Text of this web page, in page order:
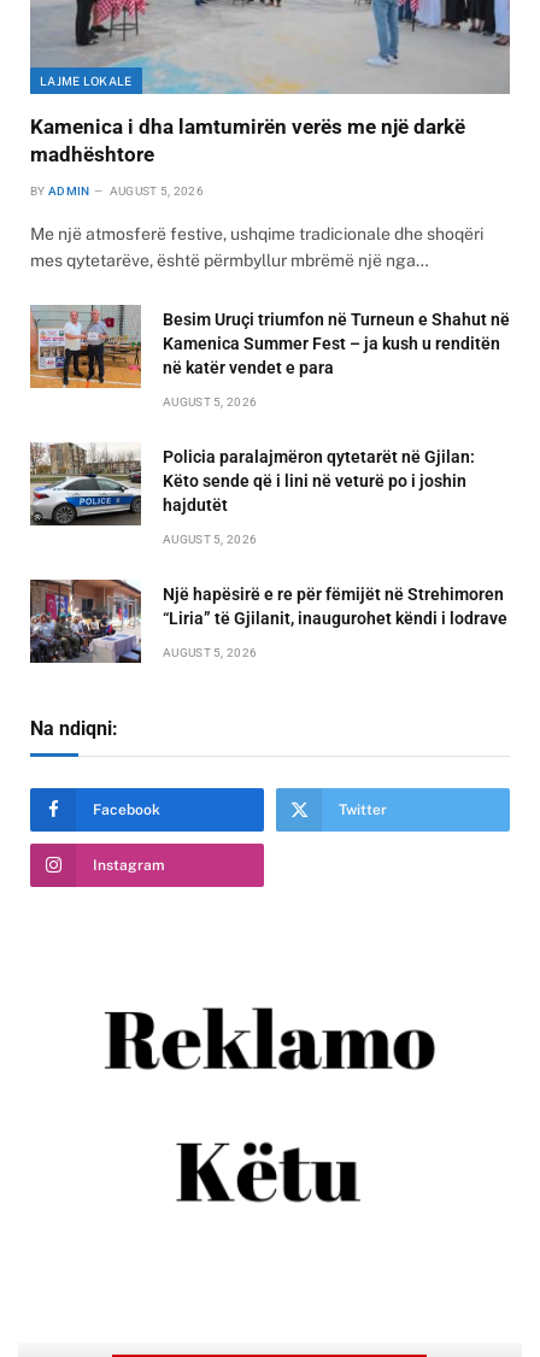
LAJME LOKALE
Kamenica i dha lamtumirën verës me një darkë
madhështore
BY ADMIN AUGUST 5, 2026
Me një atmosferë festive, ushqime tradicionale dhe shoqëri
mes qytetarëve, është përmbyllur mbrëmë një nga…
Besim Uruçi triumfon në Turneun e Shahut në
Kamenica Summer Fest – ja kush u renditën
në katër vendet e para
AUGUST 5, 2026
Policia paralajmëron qytetarët në Gjilan:
Këto sende që i lini në veturë po i joshin
hajdutët
AUGUST 5, 2026
Një hapësirë e re për fëmijët në Strehimoren
“Liria” të Gjilanit, inaugurohet këndi i lodrave
AUGUST 5, 2026
Na ndiqni:
Facebook Twitter
Instagram